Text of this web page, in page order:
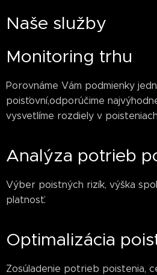
Naše služby
Monitoring trhu
Porovnáme Vám podmienky
poisťovní,odporúčime
vysvetlíme rozdiely v
Analýza potrieb
Výber poistných rizík, výška
platnosť.
Optimalizácia
Zosúladenie potrieb poistenia,